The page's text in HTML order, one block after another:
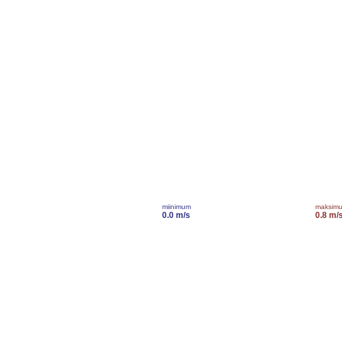
miinimum
0.0 m/s 0.8 m/s